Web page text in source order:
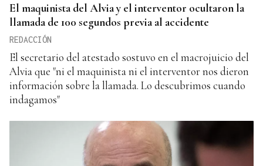
El maquinista del Alvia y el interventor ocultaron la
llamada de 100 segundos previa al accidente
REDACCIÓN
El secretario del atestado sostuvo en el macrojuicio del
Alvia que "ni el maquinista ni el interventor nos dieron
información sobre la llamada. Lo descubrimos cuando
indagamos"